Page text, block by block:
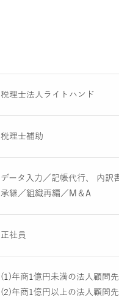
税理士法人ライトハンド
税理士補助
データ入力／記帳代行、 内訳
承継／組織再編／M＆A
正社員
(1)年商1億円未満の法人顧問
(2)年商1億円以上の法人顧問